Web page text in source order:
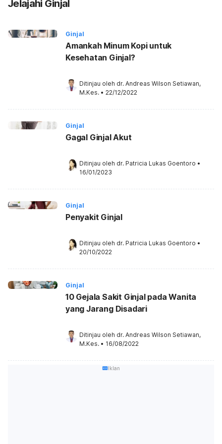
Jelajahi Ginjal
Ginjal
Amankah Minum Kopi untuk
Kesehatan Ginjal?
Ditinjau oleh dr. Andreas Wilson Setiawan,
M.Kes. • 22/12/2022
Ginjal
Gagal Ginjal Akut
Ditinjau oleh dr. Patricia Lukas Goentoro •
16/01/2023
Ginjal
Penyakit Ginjal
Ditinjau oleh dr. Patricia Lukas Goentoro •
20/10/2022
Ginjal
10 Gejala Sakit Ginjal pada Wanita
yang Jarang Disadari
Ditinjau oleh dr. Andreas Wilson Setiawan,
M.Kes. • 16/08/2022
Iklan